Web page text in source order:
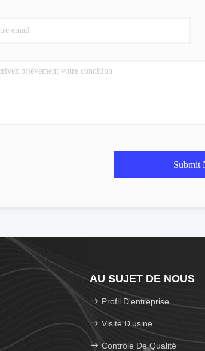
Submit
AU SUJET DE NOUS
Profil D'entreprise
Visite D'usine
Contrôle De Qualité